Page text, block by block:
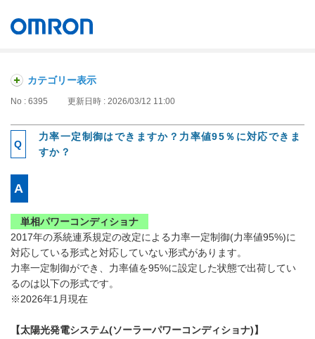
カテゴリー表示
No : 6395 更新日時 : 2026/03/12 11:00
力率一定制御はできますか？力率値95％に対応できま
すか？
単相パワーコンディショナ
2017年の系統連系規定の改定による力率一定制御(力率値95%)に
対応している形式と対応していない形式があります。
力率一定制御ができ、力率値を95%に設定した状態で出荷してい
るのは以下の形式です。
※2026年1月現在
【太陽光発電システム(ソーラーパワーコンディショナ)】